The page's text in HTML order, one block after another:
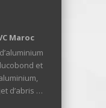
Maroc
et
d’abris …